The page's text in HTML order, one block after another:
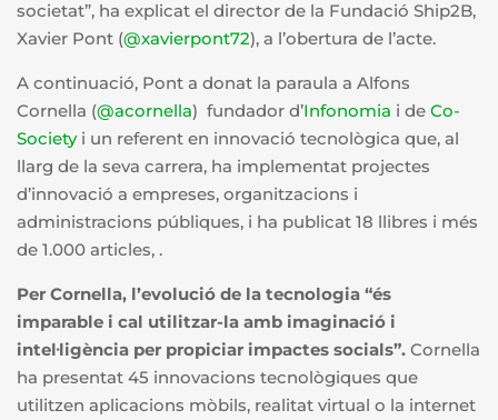
societat”, ha explicat el director de la Fundació Ship2B,
Xavier Pont (@xavierpont72), a l’obertura de l’acte.
A continuació, Pont a donat la paraula a Alfons
Cornella (@acornella‏) fundador d’Infonomia i de Co-
Societyi un referent en innovació tecnològica que, al
llarg de la seva carrera, ha implementat projectes
d’innovació a empreses, organitzacions i
administracions públiques, i ha publicat 18 llibres i més
de 1.000 articles, .
Per Cornella, l’evolució de la tecnologia “és
imparable i cal utilitzar-la amb imaginació i
intel·ligència per propiciar impactes socials”. Cornella
ha presentat 45 innovacions tecnològiques que
utilitzen aplicacions mòbils, realitat virtual o la internet